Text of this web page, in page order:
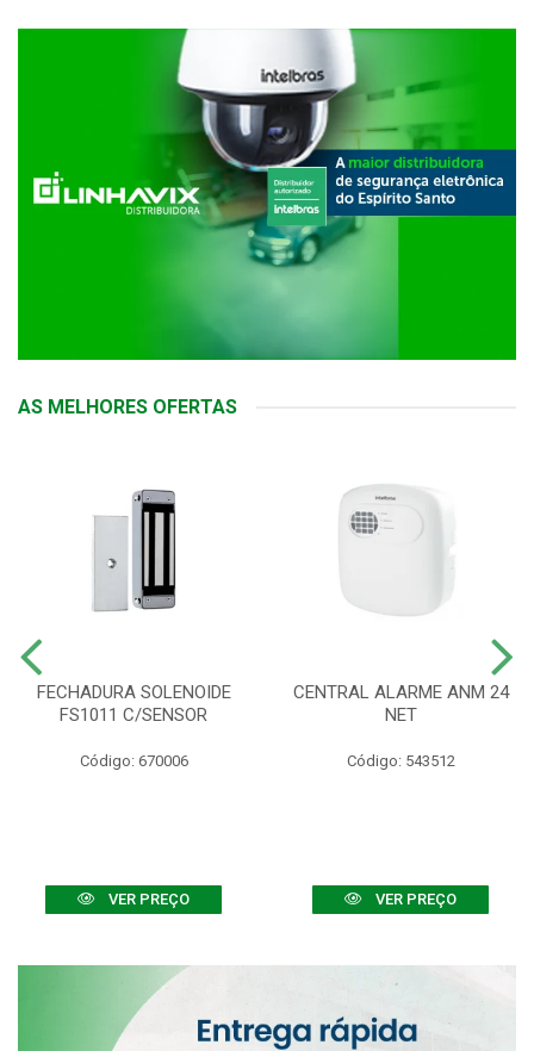
AS MELHORES OFERTAS
FECHADURA SOLENOIDE
FS1011 C/SENSOR
Código: 670006
VER PREÇO
CENTRAL ALARME ANM 24
NET
Código: 543512
VER PREÇO